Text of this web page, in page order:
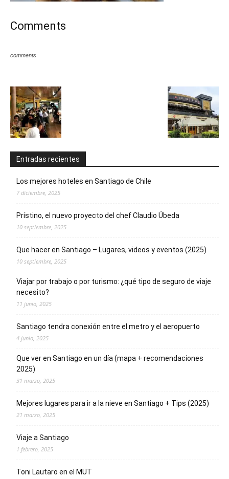
Comments
comments
Entradas recientes
Los mejores hoteles en Santiago de Chile
7 diciembre, 2025
Prístino, el nuevo proyecto del chef Claudio Úbeda
10 septiembre, 2025
Que hacer en Santiago – Lugares, videos y eventos (2025)
10 septiembre, 2025
Viajar por trabajo o por turismo: ¿qué tipo de seguro de viaje
necesito?
11 junio, 2025
Santiago tendra conexión entre el metro y el aeropuerto
4 junio, 2025
Que ver en Santiago en un día (mapa + recomendaciones
2025)
31 marzo, 2025
Mejores lugares para ir a la nieve en Santiago + Tips (2025)
21 marzo, 2025
Viaje a Santiago
1 febrero, 2025
Toni Lautaro en el MUT